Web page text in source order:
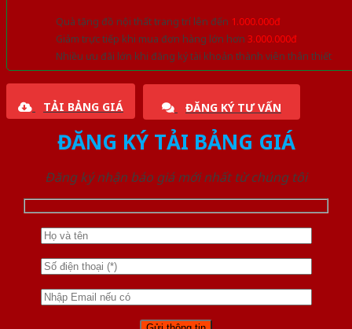
Quà tặng đồ nội thất trang trí lên đến 1.000.000đ
Giảm trực tiếp khi mua đơn hàng lớn hơn 3.000.000đ
Nhiều ưu đãi lớn khi đăng ký tài khoản thành viên thân thiết
TẢI BẢNG GIÁ ĐĂNG KÝ TƯ VẤN
ĐĂNG KÝ TẢI BẢNG GIÁ
Đăng ký nhận báo giá mới nhất từ chúng tôi